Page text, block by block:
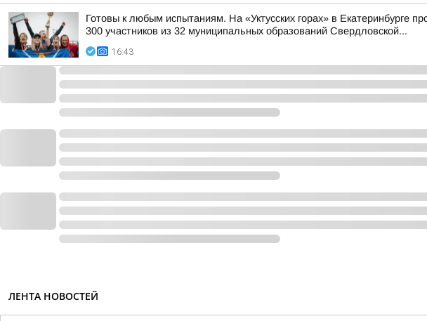
Готовы к любым испытаниям. На «Уктусских горах» в Екатеринбурге
300 участников из 32 муниципальных образований Свердловской...
16:43
ЛЕНТА НОВОСТЕЙ